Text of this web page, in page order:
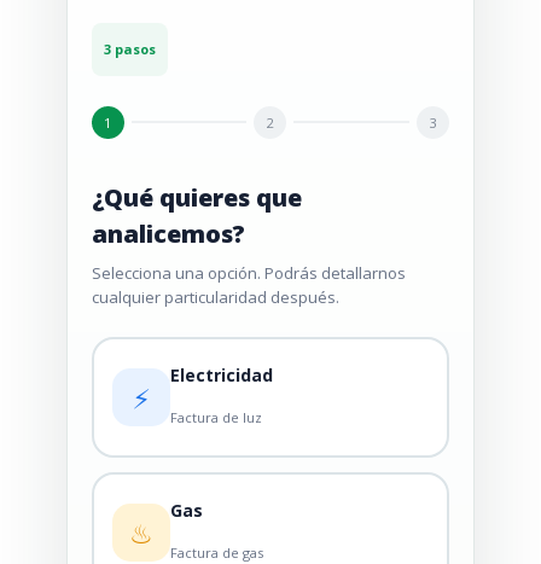
3 pasos
1 2 3
¿Qué quieres que
analicemos?
Selecciona una opción. Podrás detallarnos
cualquier particularidad después.
⚡
Electricidad
Factura de luz
♨
Gas
Factura de gas